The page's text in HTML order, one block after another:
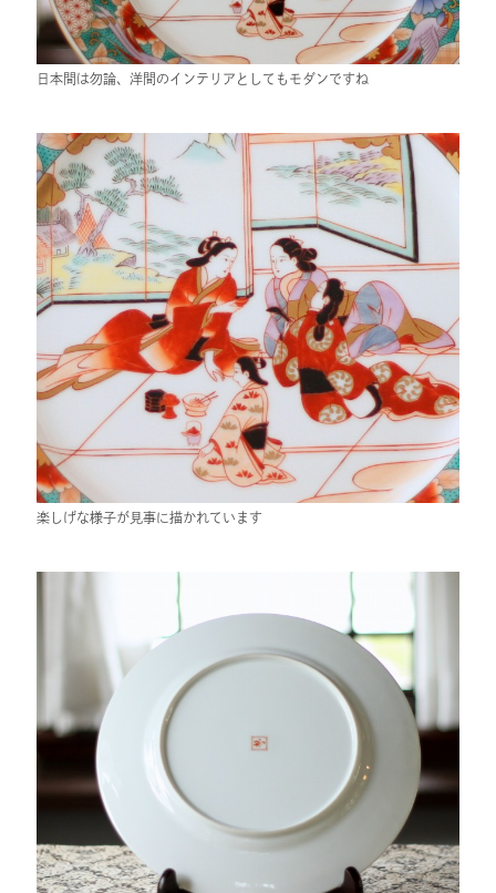
日本間は勿論、洋間のインテリアとしてもモダンですね
楽しげな様子が見事に描かれています